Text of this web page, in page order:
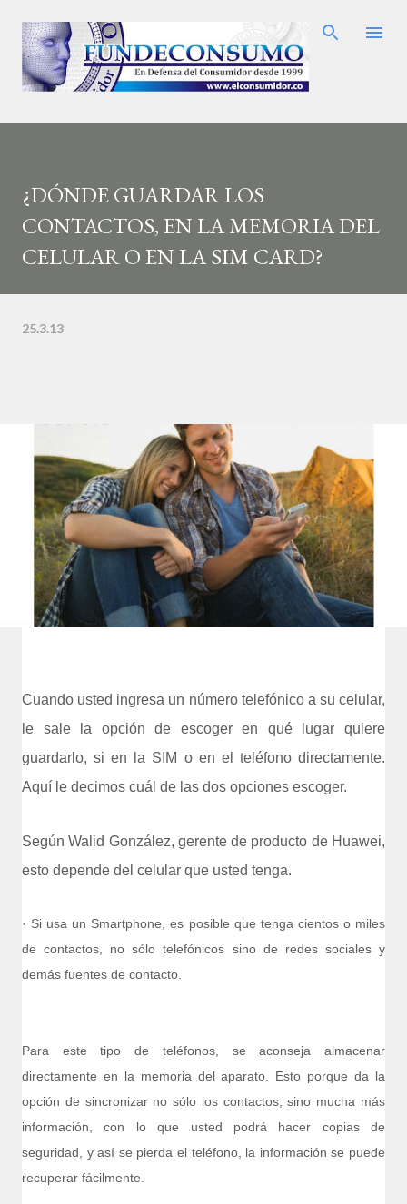
¿DÓNDE GUARDAR LOS
CONTACTOS, EN LA MEMORIA DEL
CELULAR O EN LA SIM CARD?
25.3.13
Cuando usted ingresa un número telefónico a su celular,
le sale la opción de escoger en qué lugar quiere
guardarlo, si en la SIM o en el teléfono directamente.
Aquí le decimos cuál de las dos opciones escoger.
Según Walid González, gerente de producto de Huawei,
esto depende del celular que usted tenga.
· Si usa un Smartphone, es posible que tenga cientos o miles
de contactos, no sólo telefónicos sino de redes sociales y
demás fuentes de contacto.
Para este tipo de teléfonos, se aconseja almacenar
directamente en la memoria del aparato. Esto porque da la
opción de sincronizar no sólo los contactos, sino mucha más
información, con lo que usted podrá hacer copias de
seguridad, y así se pierda el teléfono, la información se puede
recuperar fácilmente.